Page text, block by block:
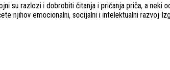
su razlozi i dobrobiti čitanja i pričanja priča, a neki
njihov emocionalni, socijalni i intelektualni